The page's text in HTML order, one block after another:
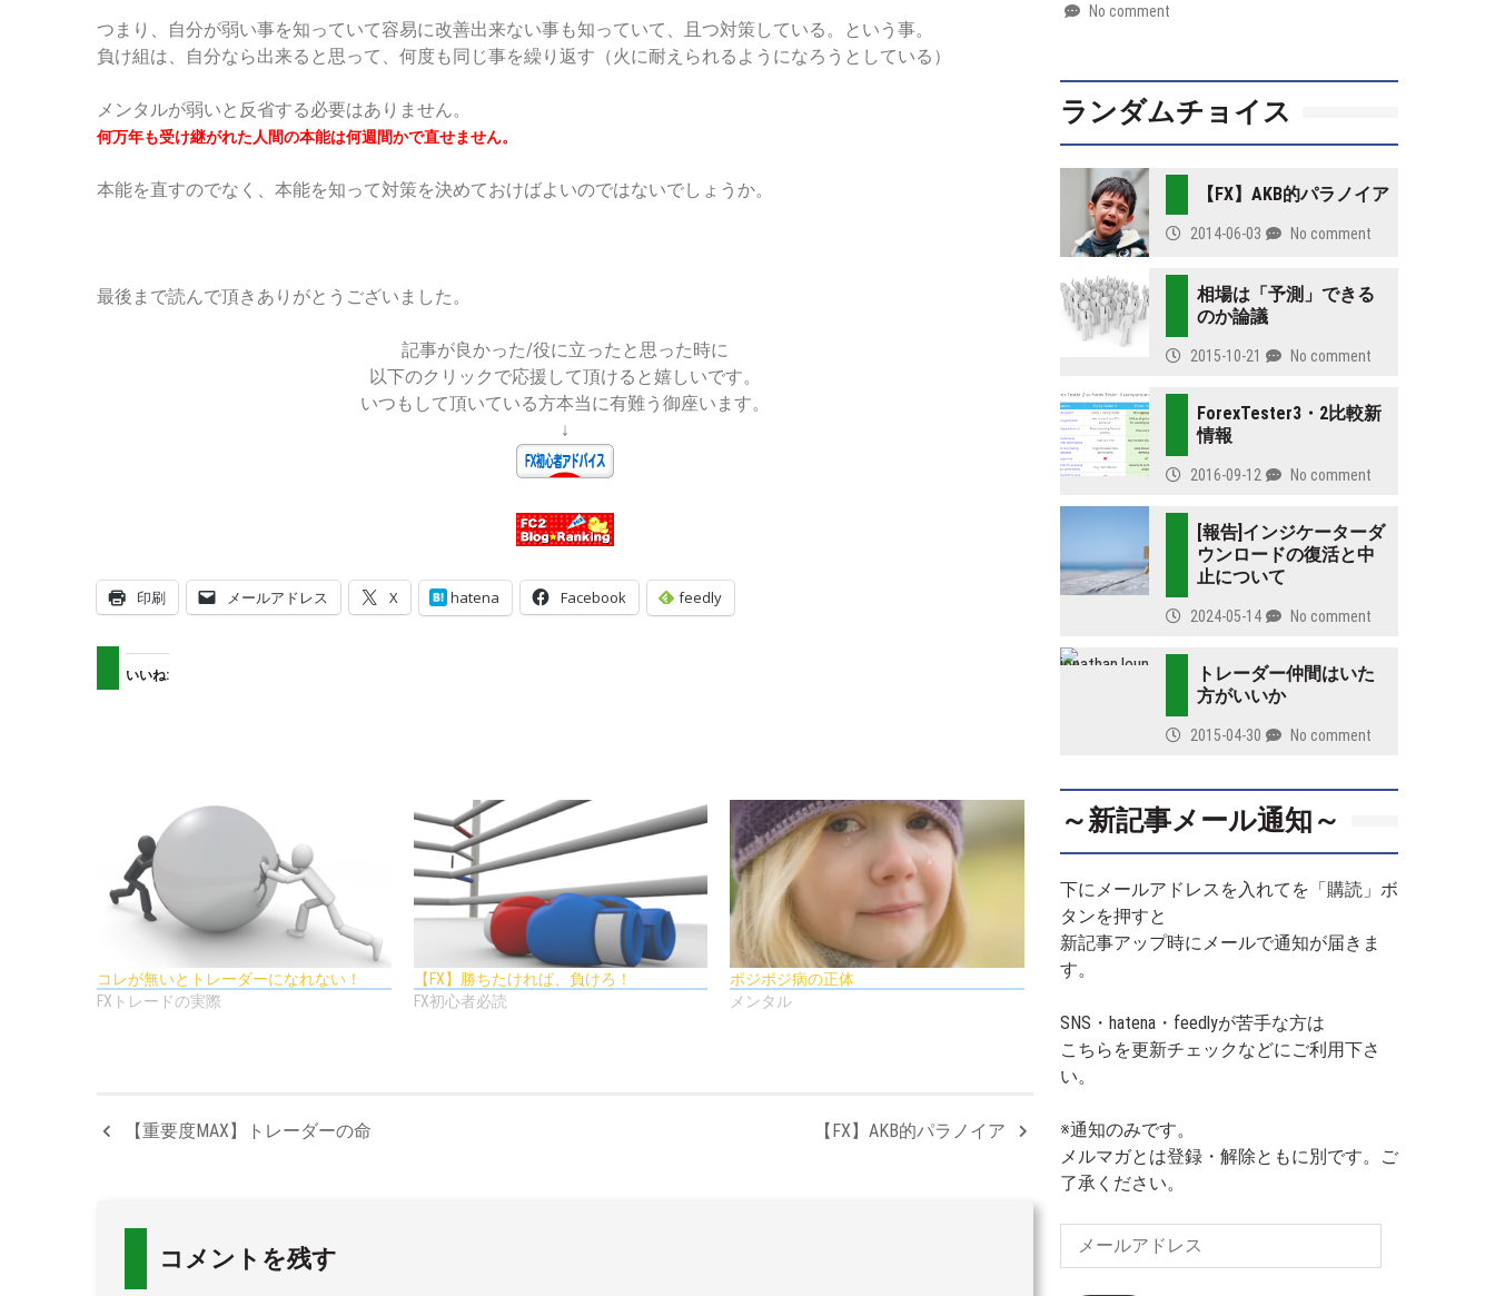
つまり、自分が弱い事を知っていて容易に改善出来ない事も知っていて、且つ対策している。という事。
負け組は、自分なら出来ると思って、何度も同じ事を繰り返す（火に耐えられるようになろうとしている）
メンタルが弱いと反省する必要はありません。
何万年も受け継がれた人間の本能は何週間かで直せません。
本能を直すのでなく、本能を知って対策を決めておけばよいのではないでしょうか。
最後まで読んで頂きありがとうございました。
記事が良かった/役に立ったと思った時に
以下のクリックで応援して頂けると嬉しいです。
いつもして頂いている方本当に有難う御座います。
↓
印刷 メールアドレス X hatena Facebook feedly
いいね:
コレが無いとトレーダーになれない！
FXトレードの実際
【FX】勝ちたければ、負けろ！
FX初心者必読
ポジポジ病の正体
メンタル
【重要度MAX】トレーダーの命 【FX】AKB的パラノイア
コメントを残す
by
No comment
ランダムチョイス
【FX】AKB的パラノイア
2014-06-03 No comment
相場は「予測」できる
のか論議
2015-10-21 No comment
ForexTester3・2比較新
情報
2016-09-12 No comment
[報告]インジケーターダ
ウンロードの復活と中
止について
2024-05-14 No comment
トレーダー仲間はいた
方がいいか
2015-04-30 No comment
～新記事メール通知～
下にメールアドレスを入れてを「購読」ボ
タンを押すと
新記事アップ時にメールで通知が届きま
す。
SNS・hatena・feedlyが苦手な方は
こちらを更新チェックなどにご利用下さ
い。
※通知のみです。
メルマガとは登録・解除ともに別です。ご
了承ください。